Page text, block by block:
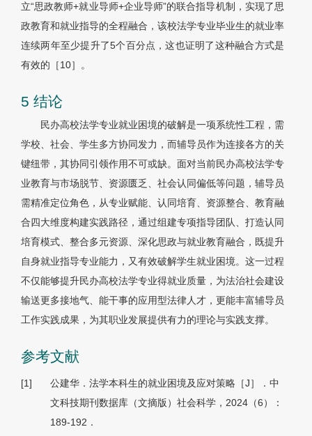
立“思政教师+就业导师+企业导师”的联合指导机制，实现了思
政教育和就业指导的全程融合，该校法学专业毕业生的就业率
连续两年至少提升了5个百分点，这也证明了这种融合方式是
有效的［10］ 。
5 结论
民办高校法学专业就业困境的破解是一项系统性工程，需
学校、社会、学生多方协同发力，而辅导员作为连接各方的关
键纽带，其协同引领作用不可或缺。面对当前民办高校法学专
业教育与市场脱节、资源匮乏、社会认同偏低等问题，辅导员
需精准定位角色，从专业赋能、认同培育、资源整合、教育融
合四大维度构建实践路径，通过组建专项指导团队、打造认同
培育模式、整合多元资源、深化思政与就业教育融合，既提升
自身就业指导专业能力，又有效破解学生就业困境。这一过程
不仅能够提升民办高校法学专业得就业质量，为法治社会建设
输送更多接地气、能干事的应用型法律人才，更能丰富辅导员
工作实践成果，为其职业发展提供有力的理论与实践支撑。
参考文献
[1]
公建华．法学本科生的就业困境及应对策略［J］．中
文科技期刊数据库（文摘版）社会科学，2024（6）：
189-192．